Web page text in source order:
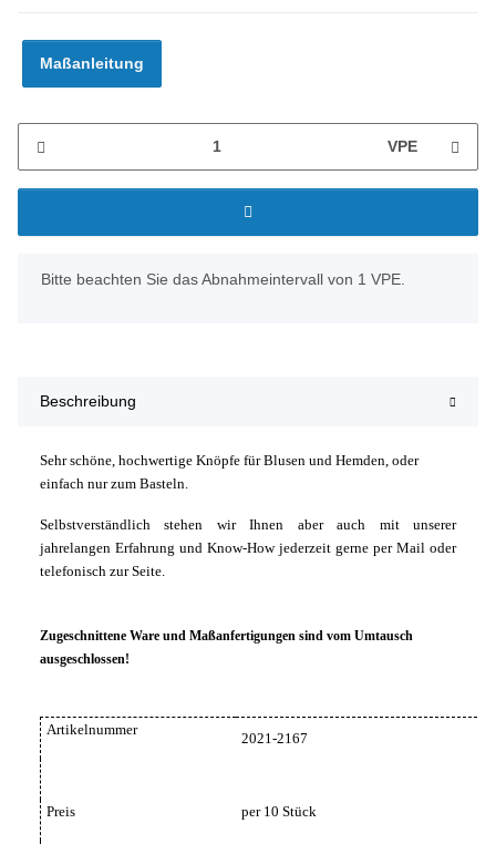
Maßanleitung
VPE
x
Bitte beachten Sie das Abnahmeintervall von 1 VPE.
Beschreibung
Sehr schöne, hochwertige Knöpfe für Blusen und Hemden, oder
einfach nur zum Basteln.
Selbstverständlich stehen wir Ihnen aber auch mit unserer
jahrelangen Erfahrung und Know-How jederzeit gerne per Mail oder
telefonisch zur Seite.
Zugeschnittene Ware und Maßanfertigungen sind vom Umtausch
ausgeschlossen!
Artikelnummer
2021-2167
Preis per 10 Stück